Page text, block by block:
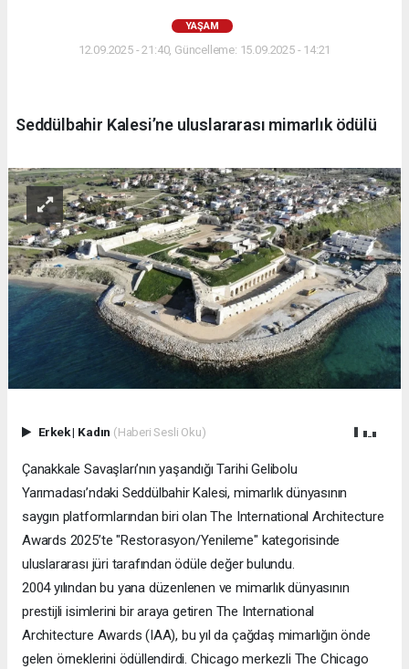
YAŞAM
12.09.2025 - 21:40, Güncelleme: 15.09.2025 - 14:21
Seddülbahir Kalesi’ne uluslararası mimarlık ödülü
Erkek| Kadın (Haberi Sesli Oku)
Çanakkale Savaşları’nın yaşandığı Tarihi Gelibolu
Yarımadası’ndaki Seddülbahir Kalesi, mimarlık dünyasının
saygın platformlarından biri olan The International Architecture
Awards 2025’te "Restorasyon/Yenileme" kategorisinde
uluslararası jüri tarafından ödüle değer bulundu.
2004 yılından bu yana düzenlenen ve mimarlık dünyasının
prestijli isimlerini bir araya getiren The International
Architecture Awards (IAA), bu yıl da çağdaş mimarlığın önde
gelen örneklerini ödüllendirdi. Chicago merkezli The Chicago